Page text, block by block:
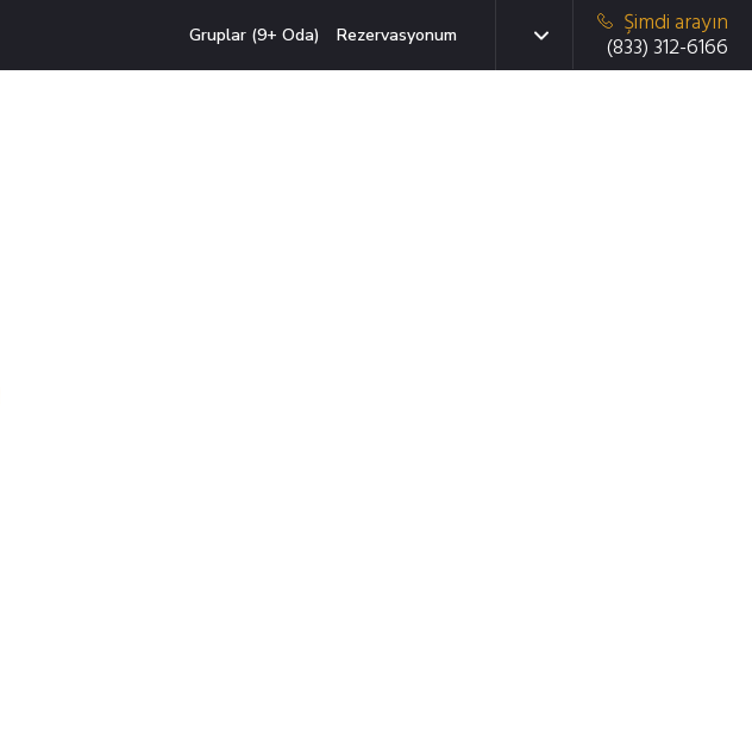
Gruplar (9+ Oda) Rezervasyonum
Şimdi arayın
(833) 312-6166